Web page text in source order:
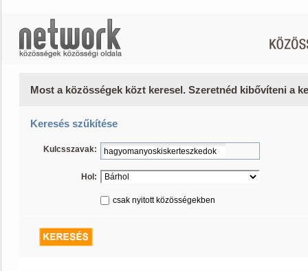
Most a közösségek közt keresel. Szeretnéd kibővíteni a
Keresés szűkítése
Kulcsszavak:
Hol:
csak nyitott közösségekben